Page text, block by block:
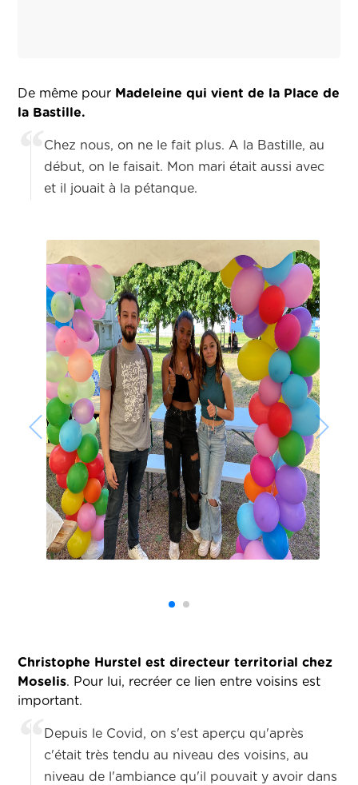
De même pour Madeleine qui vient de la Place de
la Bastille.
Chez nous, on ne le fait plus. A la Bastille, au
début, on le faisait. Mon mari était aussi avec
et il jouait à la pétanque.
Christophe Hurstel est directeur territorial chez
Moselis. Pour lui, recréer ce lien entre voisins est
important.
Depuis le Covid, on s'est aperçu qu'après
c'était très tendu au niveau des voisins, au
niveau de l'ambiance qu'il pouvait y avoir dans